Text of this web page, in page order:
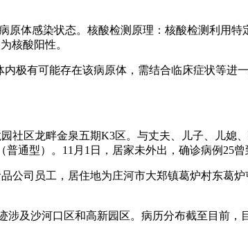
体感染状态。核酸检测原理：核酸检测利用
核酸阳性。
极有可能存在该病原体，需结合临床症状等进
区龙畔金泉五期K3区。与丈夫、儿子、儿媳
通型）。11月1日，居家未外出，确诊病例25曾
公司员工，居住地为庄河市大郑镇葛炉村东葛
及沙河口区和高新园区。病历分布截至目前